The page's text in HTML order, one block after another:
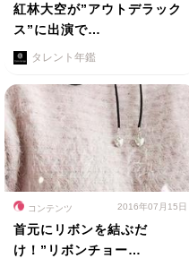
紅林大空が”アウトデラック
ス”に出演で…
タレント年鑑
コンテンツ 2016年07月15日
首元にリボンを結ぶだ
け！”リボンチョー…